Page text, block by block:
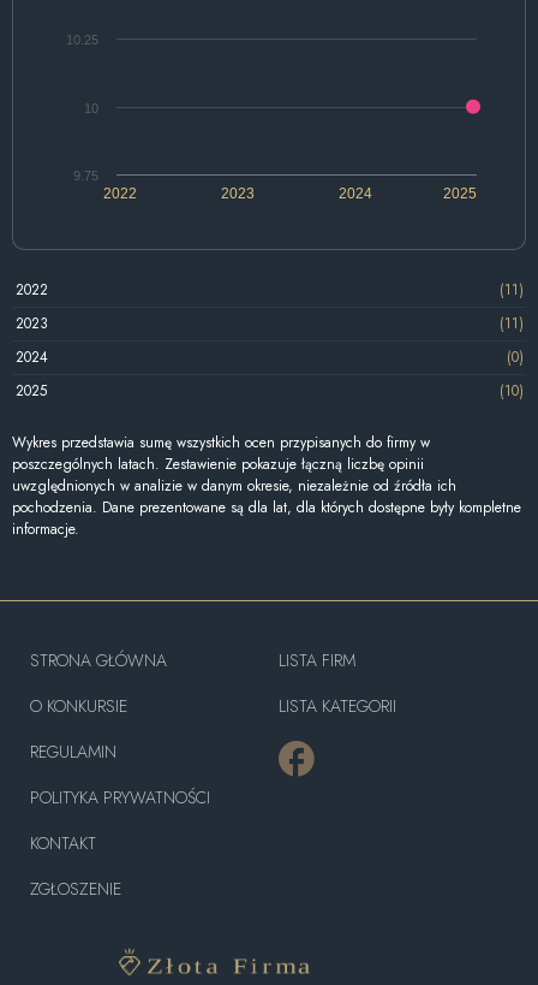
2022 2024
2023 2025
9.75
10
10.25
2022
(11)
2023
(11)
2024
(0)
2025
(10)
Wykres przedstawia sumę wszystkich ocen przypisanych do firmy w
poszczególnych latach. Zestawienie pokazuje łączną liczbę opinii
uwzględnionych w analizie w danym okresie, niezależnie od źródła ich
pochodzenia. Dane prezentowane są dla lat, dla których dostępne były kompletne
informacje.
STRONA GŁÓWNA
O KONKURSIE
REGULAMIN
POLITYKA PRYWATNOŚCI
KONTAKT
ZGŁOSZENIE
LISTA FIRM
LISTA KATEGORII